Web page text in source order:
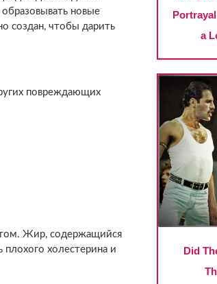
новые
создан, чтобы дарить
повреждающих
Жир, содержащийся
холестерина и